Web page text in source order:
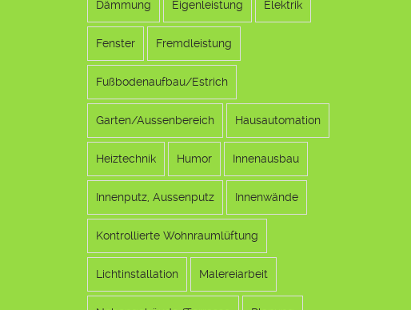
Dämmung Eigenleistung Elektrik
Fenster Fremdleistung
Fußbodenaufbau/Estrich
Garten/Aussenbereich Hausautomation
Heiztechnik Humor Innenausbau
Innenputz, Aussenputz Innenwände
Kontrollierte Wohnraumlüftung
Lichtinstallation Malereiarbeit